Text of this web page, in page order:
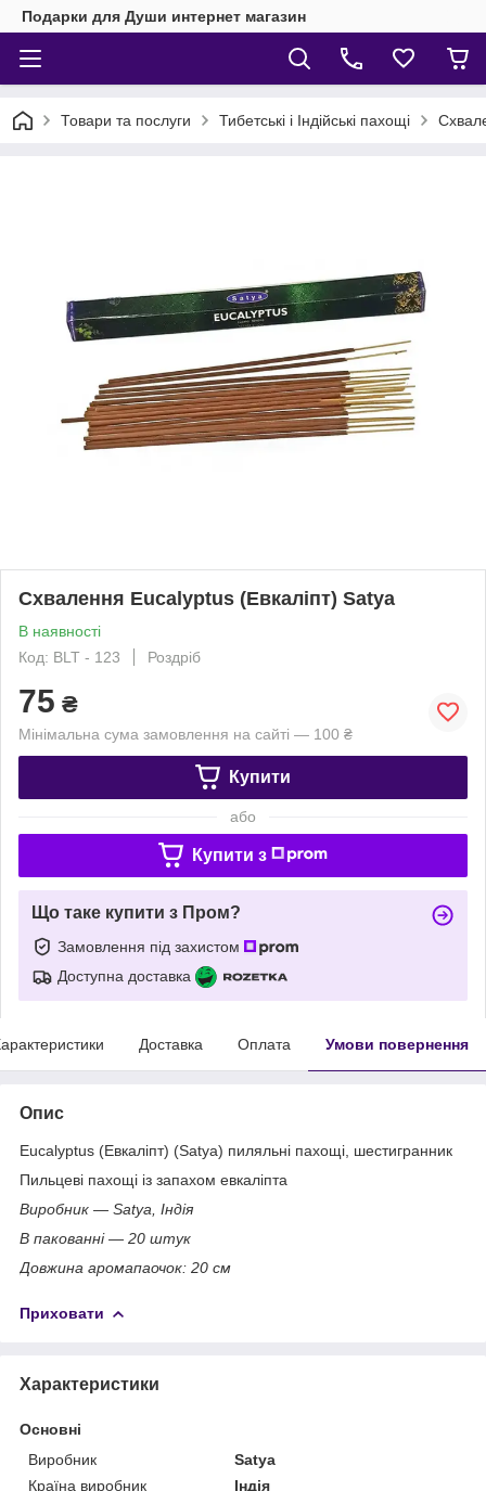
Подарки для Души интернет магазин
Товари та послуги Тибетські і Індійські пахощі
Схвалення Eucalyptus (Евкаліпт) Satya
В наявності
Код: BLT - 123
Роздріб
75 ₴
Мінімальна сума замовлення на сайті — 100 ₴
Купити
або
Купити з
Що таке купити з Пром?
Замовлення під захистом
Доступна доставка
Доставка Оплата Умови повернення
Опис
Eucalyptus (Евкаліпт) (Satya) пиляльні пахощі, шестигранник
Пильцеві пахощі із запахом евкаліпта
Виробник — Satya, Індія
В пакованні — 20 штук
Довжина аромапаочок: 20 см
Приховати
Характеристики
Основні
Виробник
Satya
Країна виробник
Індія